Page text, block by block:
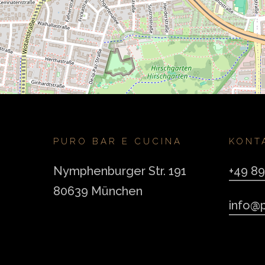
PURO BAR E CUCINA
Nymphenburger Str. 191
80639 München
+49